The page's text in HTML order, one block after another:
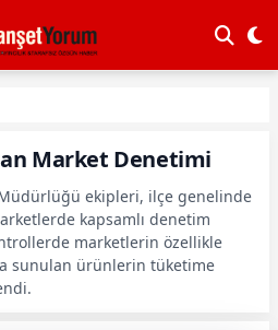
Market Denetimi
ekipleri, ilçe genelinde
kapsamlı denetim
marketlerin özellikle
sunulan ürünlerin tüketime